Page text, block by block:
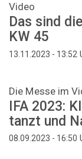
Video
Das sind
KW 45
13.11.2023 - 13:52
Die Messe im
IFA 2023:
tanzt und
08.09.2023 - 16:50